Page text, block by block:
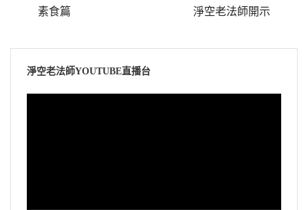
素食篇
淨空老法師開示
淨空老法師YOUTUBE直播台